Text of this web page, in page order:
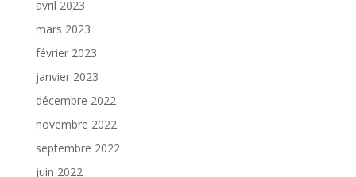
avril 2023
mars 2023
février 2023
janvier 2023
décembre 2022
novembre 2022
septembre 2022
juin 2022